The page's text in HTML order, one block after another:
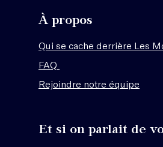
À propos
Qui se cache derrière Les
FAQ
Rejoindre notre équipe
Et si on parlait de